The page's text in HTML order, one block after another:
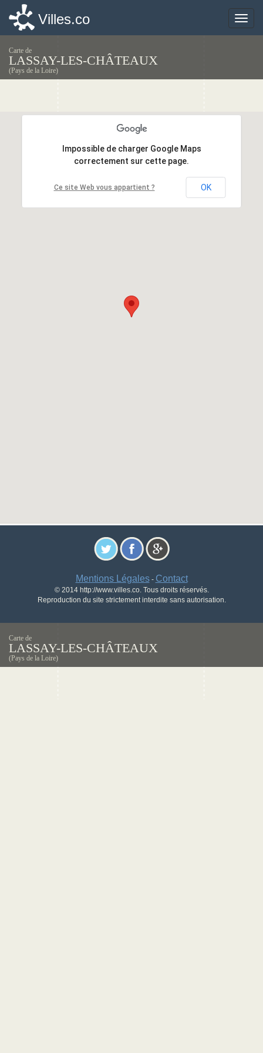
Toggle
Villes.co
Carte de
LASSAY-LES-CHÂTEAUX
(Pays de la Loire)
Impossible de charger Google Maps
correctement sur cette page.
Ce site Web vous appartient ? OK
Impossible de charger Google Maps
correctement sur cette page.
Ce site Web vous appartient ? OK
Mentions Légales- Contact
© 2014 http://www.villes.co. Tous droits réservés.
Reproduction du site strictement interdite sans autorisation.
Toggle
Villes.co
Carte de
LASSAY-LES-CHÂTEAUX
(Pays de la Loire)